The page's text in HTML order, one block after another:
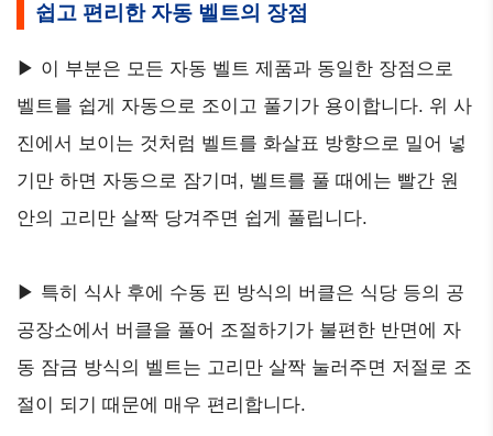
쉽고 편리한 자동 벨트의 장점
▶ 이 부분은 모든 자동 벨트 제품과 동일한 장점으로
벨트를 쉽게 자동으로 조이고 풀기가 용이합니다. 위 사
진에서 보이는 것처럼 벨트를 화살표 방향으로 밀어 넣
기만 하면 자동으로 잠기며, 벨트를 풀 때에는 빨간 원
안의 고리만 살짝 당겨주면 쉽게 풀립니다.
▶ 특히 식사 후에 수동 핀 방식의 버클은 식당 등의 공
공장소에서 버클을 풀어 조절하기가 불편한 반면에 자
동 잠금 방식의 벨트는 고리만 살짝 눌러주면 저절로 조
절이 되기 때문에 매우 편리합니다.